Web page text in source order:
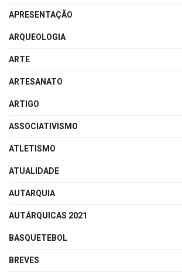
APRESENTAÇÃO
ARQUEOLOGIA
ARTE
ARTESANATO
ARTIGO
ASSOCIATIVISMO
ATLETISMO
ATUALIDADE
AUTARQUIA
AUTÁRQUICAS 2021
BASQUETEBOL
BREVES